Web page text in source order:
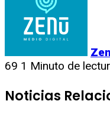
69 1 Minuto de
Noticias